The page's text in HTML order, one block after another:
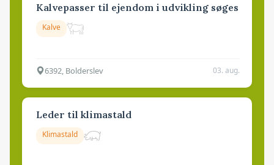
Kalvepasser til ejendom i udvikling søges
Kalve
6392, Bolderslev 03. aug.
Leder til klimastald
Klimastald